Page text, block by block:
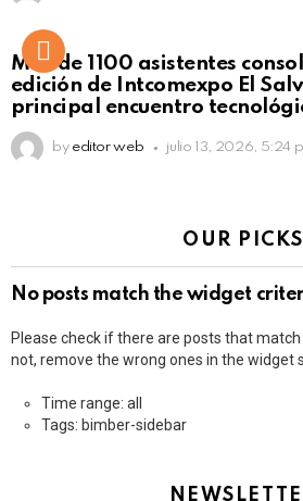
Más de 1100 asistentes
edición de Intcomexpo El
principal encuentro
by editor web julio 13, 2026, 5:24
OUR PICKS
No posts match the widget
Please check if there are posts that
not, remove the wrong ones in the widget
Time range: all
Tags: bimber-sidebar